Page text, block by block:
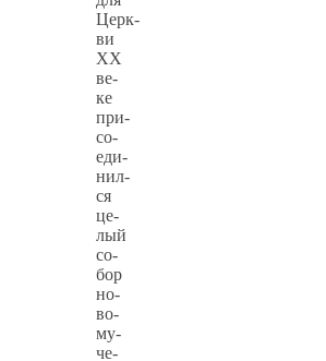
Церк­
ви
XX
ве­
ке
при­
со­
еди­
нил­
ся
це­
лый
со­
бор
но­
во­
му­
че­